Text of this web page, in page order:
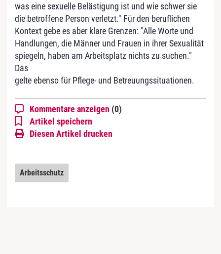
was eine sexuelle Belästigung ist und wie schwer sie
die betroffene Person verletzt." Für den beruflichen
Kontext gebe es aber klare Grenzen: "Alle Worte und
Handlungen, die Männer und Frauen in ihrer Sexualität
spiegeln, haben am Arbeitsplatz nichts zu suchen."
Das
gelte ebenso für Pflege- und Betreuungssituationen.
Kommentare anzeigen (0)
Artikel speichern
Diesen Artikel drucken
Arbeitsschutz